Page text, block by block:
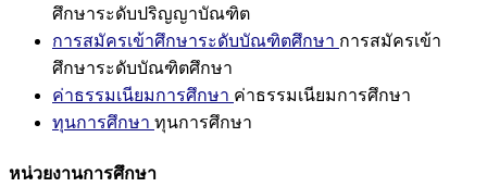
ศึกษาระดับปริญญาบัณฑิต
การสมัครเข้าศึกษาระดับบัณฑิตศึกษา การสมัครเข้า
ศึกษาระดับบัณฑิตศึกษา
ค่าธรรมเนียมการศึกษา ค่าธรรมเนียมการศึกษา
ทุนการศึกษา ทุนการศึกษา
หน่วยงานการศึกษา